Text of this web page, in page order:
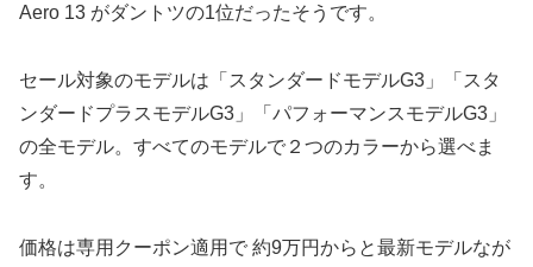
Aero 13 がダントツの1位だったそうです。
セール対象のモデルは「スタンダードモデルG3」「スタ
ンダードプラスモデルG3」「パフォーマンスモデルG3」
の全モデル。すべてのモデルで２つのカラーから選べま
す。
価格は専用クーポン適用で 約9万円からと最新モデルなが